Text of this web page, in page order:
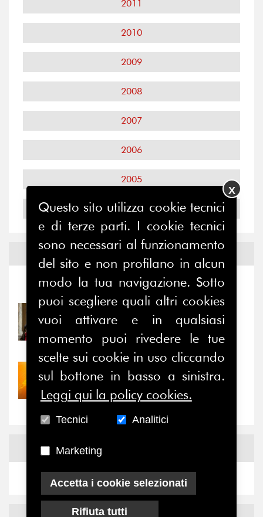
2011
2010
2009
2008
2007
2006
2005
2004
Notizie-Eventi
31/07/2026
Prima della pausa estiva,
il valore di...
30/07/2026
Nove anni dopo la
“grande cecità”: la...
News
Questo sito utilizza cookie tecnici
e di terze parti. I cookie tecnici
sono necessari al funzionamento
del sito e non profilano in alcun
modo la tua navigazione. Sotto
puoi scegliere quali altri cookies
vuoi attivare e in qualsiasi
momento puoi rivedere le tue
scelte sui cookie in uso cliccando
sul bottone in basso a sinistra.
Leggi qui la policy cookies.
Tecnici Analitici
Marketing
Accetta i cookie selezionati
Rifiuta tutti
X